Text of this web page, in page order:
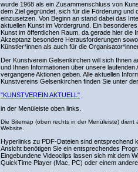
wurde 1968 als ein Zusammenschluss von
dem Ziel gegründet, sich für die Förderung und
einzusetzen. Von Beginn an stand dabei das
aktuellen Kunst im Vordergrund. Ein
Kunst im öffentlichen Raum, da gerade hier die
Akzeptanz besondere Herausforderungen
Künstler*innen als auch für die
Der Kunstverein Gelsenkirchen will sich Ihnen
und Ihnen Informationen über unsere laufenden
vergangene Aktionen geben. Alle aktuellen
Kunstvereins Gelsenkirchen finden Sie unter
"KUNSTVEREIN AKTUELL"
in der Menüleiste oben links.
Die Sitemap (oben rechts in der Menüleiste) dient
Website.
Hyperlinks zu PDF-Dateien sind entsprechend
Ansicht benötigen Sie ein entsprechendes
Eingebundene Videoclips lassen sich mit dem
QuickTime Player (Mac, PC) oder einem